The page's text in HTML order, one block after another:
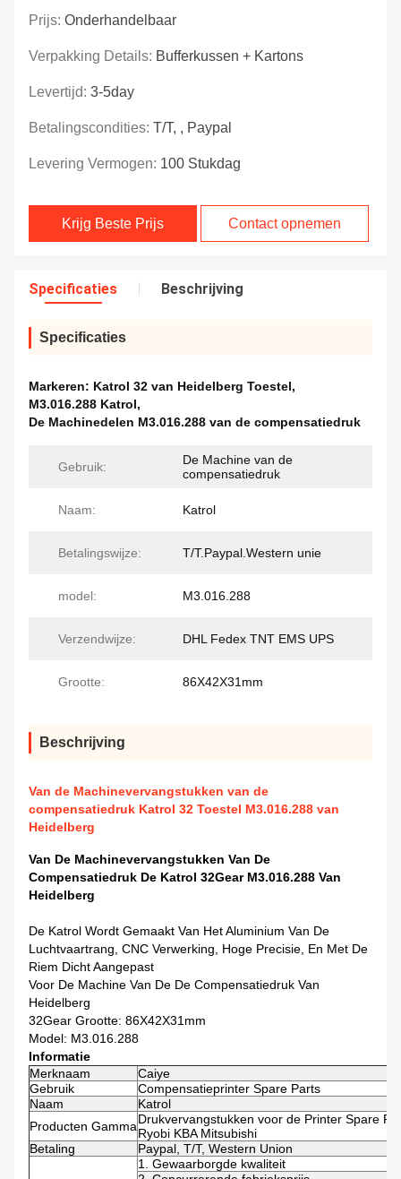
Prijs: Onderhandelbaar
Verpakking Details: Bufferkussen + Kartons
Levertijd: 3-5day
Betalingscondities: T/T, , Paypal
Levering Vermogen: 100 Stukdag
Krijg Beste Prijs Contact opnemen
Specificaties Beschrijving
Specificaties
Markeren: Katrol 32 van Heidelberg Toestel,
M3.016.288 Katrol,
De Machinedelen M3.016.288 van de compensatiedruk
Gebruik:
De Machine van de
compensatiedruk
Naam: Katrol
Betalingswijze: T/T.Paypal.Western unie
model: M3.016.288
Verzendwijze: DHL Fedex TNT EMS UPS
Grootte: 86X42X31mm
Beschrijving
Van de Machinevervangstukken van de
compensatiedruk Katrol 32 Toestel M3.016.288 van
Heidelberg
Van De Machinevervangstukken Van De
Compensatiedruk De Katrol 32Gear M3.016.288 Van
Heidelberg
De Katrol Wordt Gemaakt Van Het Aluminium Van De
Luchtvaartrang, CNC Verwerking, Hoge Precisie, En Met De
Riem Dicht Aangepast
Voor De Machine Van De De Compensatiedruk Van
Heidelberg
32Gear Grootte: 86X42X31mm
Model: M3.016.288
Informatie
Merknaam
Caiye
Gebruik
Compensatieprinter Spare Parts
Naam
Katrol
Producten GammaDrukvervangstukken voor de Printer Spare
Ryobi KBA Mitsubishi
Betaling
Paypal, T/T, Western Union
1. Gewaarborgde kwaliteit